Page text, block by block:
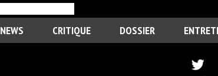
NEWS CRITIQUE DOSSIER